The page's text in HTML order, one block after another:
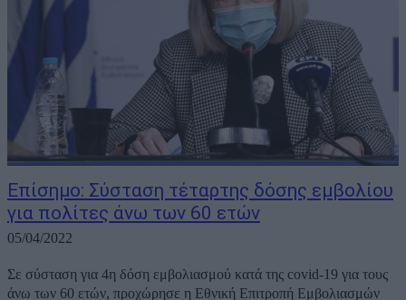
Επίσημο: Σύσταση τέταρτης δόσης εμβολίου
για πολίτες άνω των 60 ετών
05/04/2022
Σε σύσταση για 4η δόση εμβολιασμού κατά της covid-19 για τους
άνω των 60 ετών, προχώρησε η Εθνική Επιτροπή Εμβολιασμών